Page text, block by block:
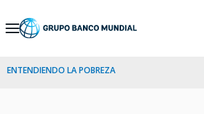
Skip
Navigation
ENTENDIENDO LA POBREZA